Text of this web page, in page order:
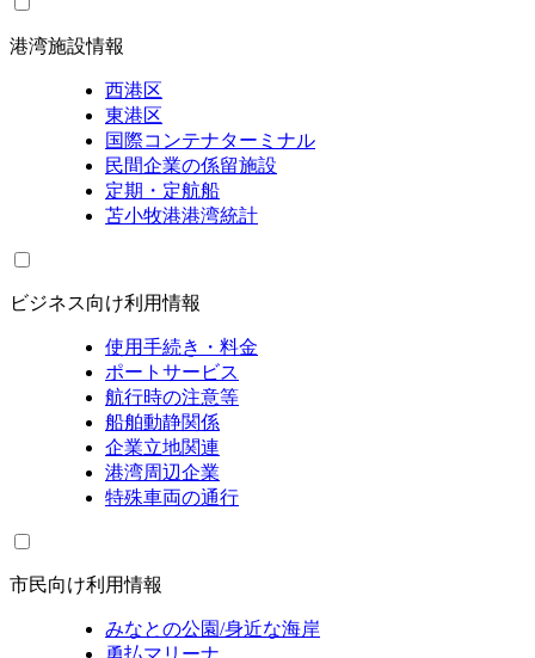
港湾施設情報
西港区
東港区
国際コンテナターミナル
民間企業の係留施設
定期・定航船
苫小牧港港湾統計
ビジネス向け利用情報
使用手続き・料金
ポートサービス
航行時の注意等
船舶動静関係
企業立地関連
港湾周辺企業
特殊車両の通行
市民向け利用情報
みなとの公園/身近な海岸
勇払マリーナ